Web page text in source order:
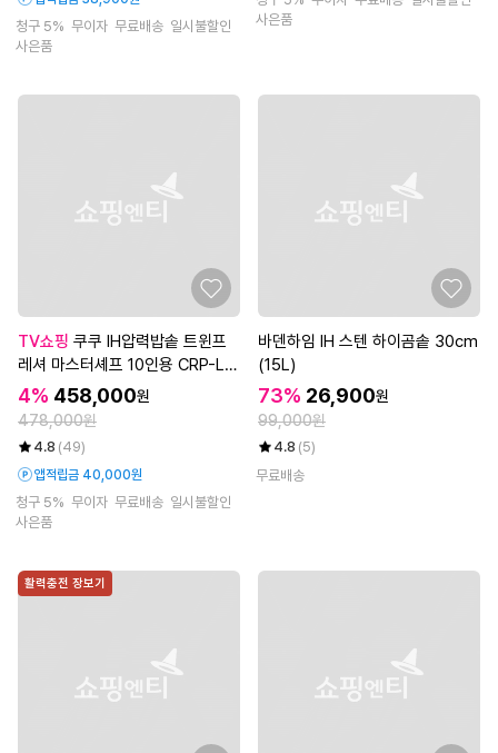
청구 5% 무이자 무료배송 일시불할인
사은품
사은품
TV쇼핑
레셔 마스터셰프 10인용 CRP-LH
TR1010
4% 458,000원
478,000원
4.8 (49)
앱적립금 40,000원
청구 5% 무이자 무료배송 일시불할인
사은품
바덴하임 IH 스텐 하이곰솥 30cm
(15L)
73% 26,900원
99,000원
4.8 (5)
무료배송
활력충전 장보기